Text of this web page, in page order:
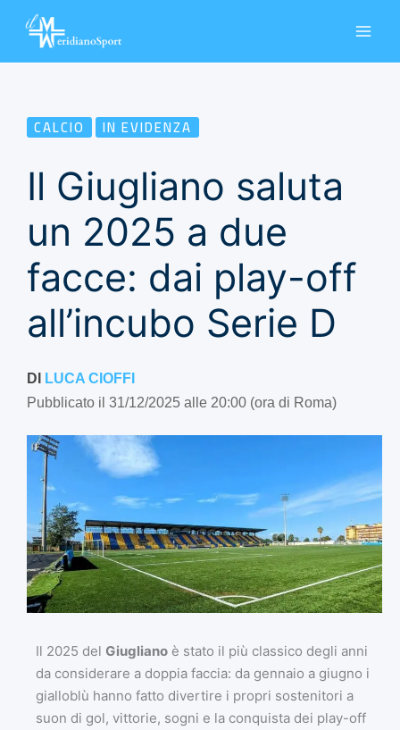
CALCIO IN EVIDENZA
Il Giugliano saluta
un 2025 a due
facce: dai play-off
all’incubo Serie D
DI LUCA CIOFFI
Pubblicato il 31/12/2025 alle 20:00 (ora di Roma)
Il 2025 del Giugliano è stato il più classico degli anni
da considerare a doppia faccia: da gennaio a giugno i
gialloblù hanno fatto divertire i propri sostenitori a
suon di gol, vittorie, sogni e la conquista dei play-off